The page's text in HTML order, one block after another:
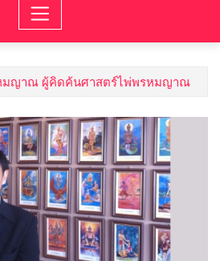
มญาณ ผู้คิดค้นศาสตร์ไพ่พรหมญาณ